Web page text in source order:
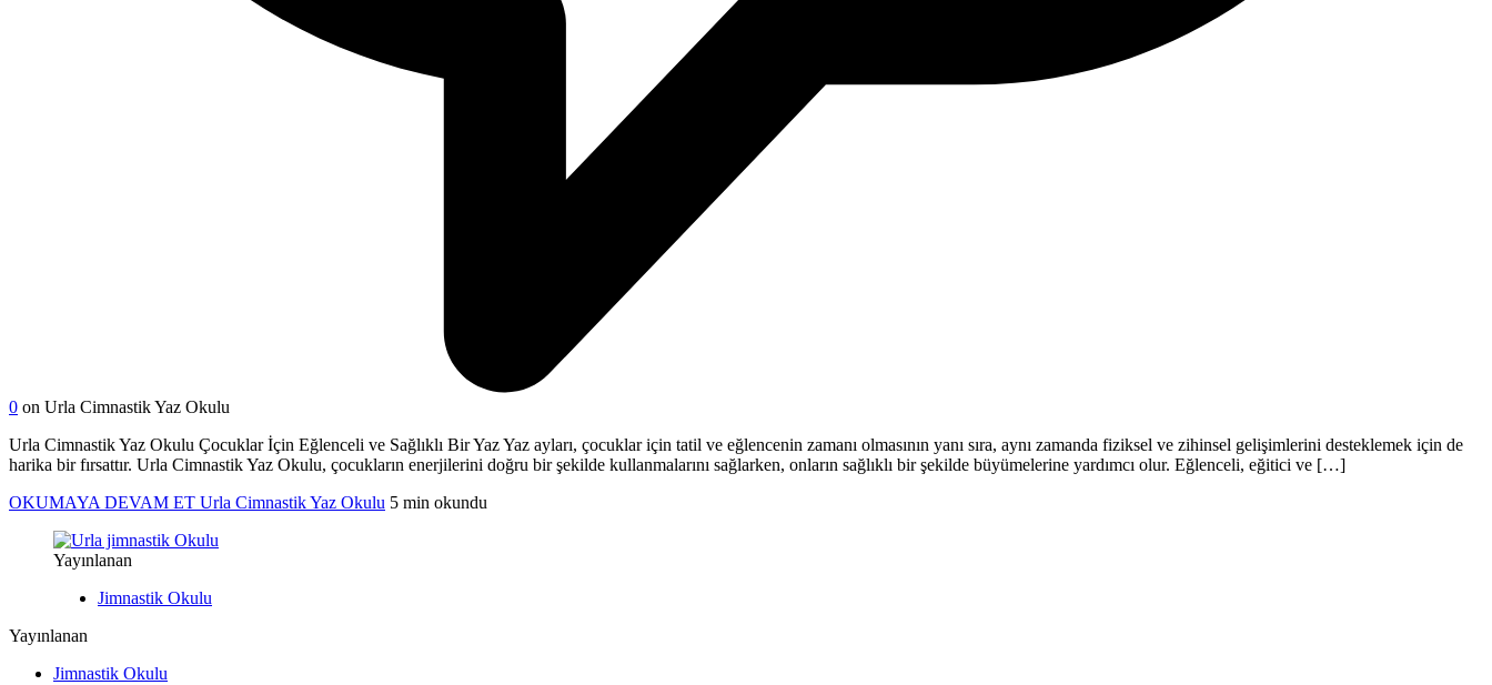
0 on Urla Cimnastik Yaz Okulu
Urla Cimnastik Yaz Okulu Çocuklar İçin Eğlenceli ve Sağlıklı Bir Yaz Yaz ayları, çocuklar için tatil ve eğlencenin zamanı olmasının yanı sıra, aynı zamanda fiziksel ve zihinsel gelişimlerini desteklemek için de
harika bir fırsattır. Urla Cimnastik Yaz Okulu, çocukların enerjilerini doğru bir şekilde kullanmalarını sağlarken, onların sağlıklı bir şekilde büyümelerine yardımcı olur. Eğlenceli, eğitici ve […]
OKUMAYA DEVAM ET Urla Cimnastik Yaz Okulu 5 min okundu
Yayınlanan
Jimnastik Okulu
Yayınlanan
Jimnastik Okulu